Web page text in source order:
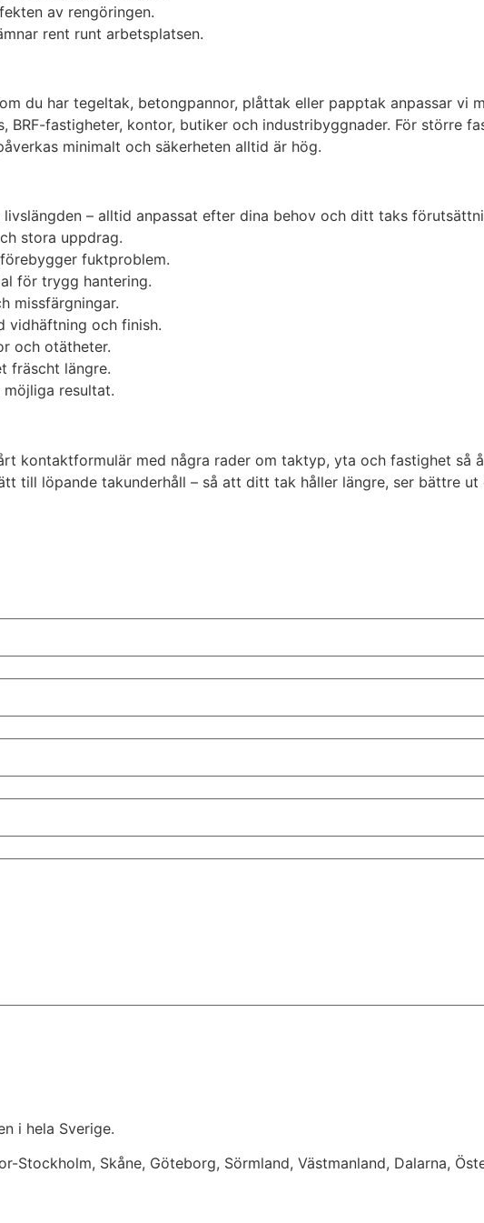
av rengöringen.
rent runt arbetsplatsen.
du har tegeltak, betongpannor, plåttak eller papptak anpassar vi
fastigheter, kontor, butiker och industribyggnader. För större
minimalt och säkerheten alltid är hög.
– alltid anpassat efter dina behov och ditt taks
stora uppdrag.
fuktproblem.
för trygg hantering.
missfärgningar.
vidhäftning och finish.
och otätheter.
fräscht längre.
resultat.
kontaktformulär med några rader om taktyp, yta och fastighet så
till löpande takunderhåll – så att ditt tak håller längre, ser bättre
i hela Sverige.
Skåne, Göteborg, Sörmland, Västmanland, Dalarna,